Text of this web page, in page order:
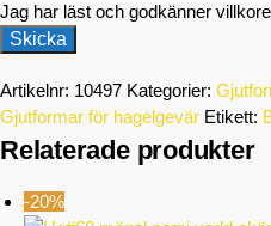
Jag har läst och godkänner
Artikelnr: 10497 Kategorier:
Gjutformar för hagelgevär Etikett:
Relaterade produkter
-20%